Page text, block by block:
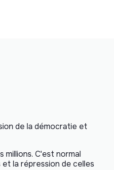
de la démocratie et
millions. C'est normal
la répression de celles